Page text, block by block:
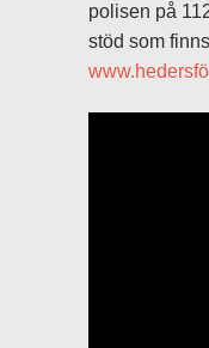
polisen på
stöd som